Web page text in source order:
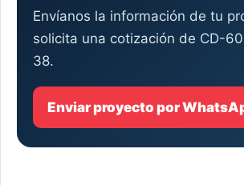
Envíanos la información de tu
solicita una cotización de CD-
38.
Enviar proyecto por